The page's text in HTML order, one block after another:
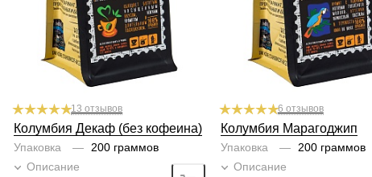
1 2 3 4 5 6
Плотность
1
3 4 5 6
4/6
Крепость
1 2 3 4 5 6
4/6
13 отзывов
Колумбия Декаф (без кофеина)
Упаковка —
200 граммов
Описание
1 2 3 4 5 6
Плотность
1
2 3 4 5 6
3/6
Крепость
1 2 3 4 5 6
3/6
6 отзывов
Колумбия Марагоджип
Упаковка —
200 граммов
Описание